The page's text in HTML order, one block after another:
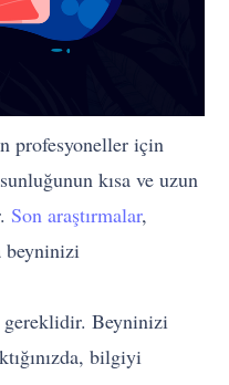
profesyoneller için
kısa ve uzun
Son araştırmalar,
beyninizi
Beyninizi
bilgiyi